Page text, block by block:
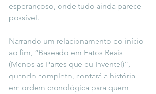
esperançoso, onde tudo ainda parece
possível.
Narrando um relacionamento do início
ao fim, “Baseado em Fatos Reais
(Menos as Partes que eu Inventei)”,
quando completo, contará a história
em ordem cronológica para quem